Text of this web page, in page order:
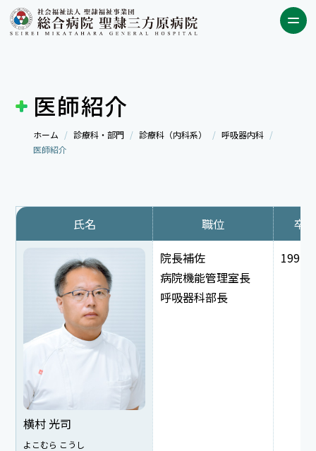
医師紹介
ホーム 診療科・部門 診療科（内科系）
呼吸器内科
医師紹介
氏名 職位 卒
横村 光司
よこむら こうし
院長補佐
病院機能管理室長
呼吸器科部長
1992